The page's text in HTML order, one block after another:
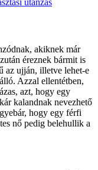
akiknek már
éreznek bármit is
az ujján, illetve lehet-e
Azzal ellentétben,
azt, hogy egy
kalandnak nevezhető
hogy egy férfi
nő pedig belehullik a